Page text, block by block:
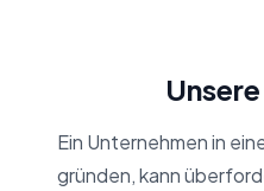
Ein Unternehmen in
gründen, kann